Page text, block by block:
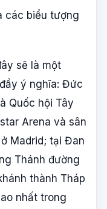
các biểu tượng
sẽ là một
ý nghĩa: Đức
Quốc hội Tây
Arena và sân
Madrid; tại Đan
Thánh đường
thành Tháp
nhất trong